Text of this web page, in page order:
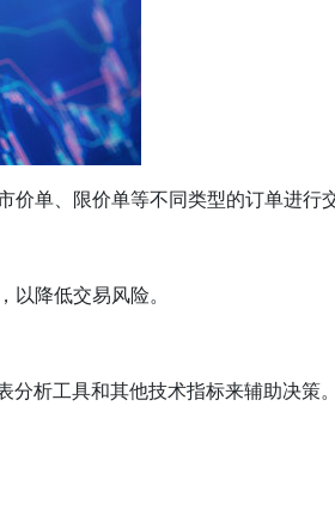
单、限价单等不同类型的订单进行交
降低交易风险。
析工具和其他技术指标来辅助决策。